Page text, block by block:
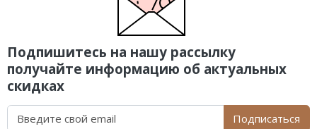
Подпишитесь на нашу рассылку
получайте информацию об актуальных
скидках
Подписаться